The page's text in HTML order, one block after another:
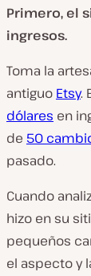
Primero, el
ingresos.
Toma la
antiguo Etsy.
dólares en
de 50
pasado.
Cuando
hizo en su
pequeños
el aspecto y